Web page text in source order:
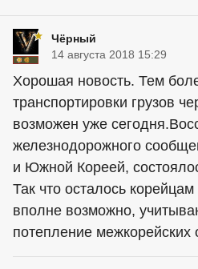
Чёрный
14 августа 2018 15:29
Хорошая новость. Тем
транспортировки грузов
возможен уже
железнодорожного
и Южной Кореей,
Так что осталось
вполне возможно,
потепление межкорейских